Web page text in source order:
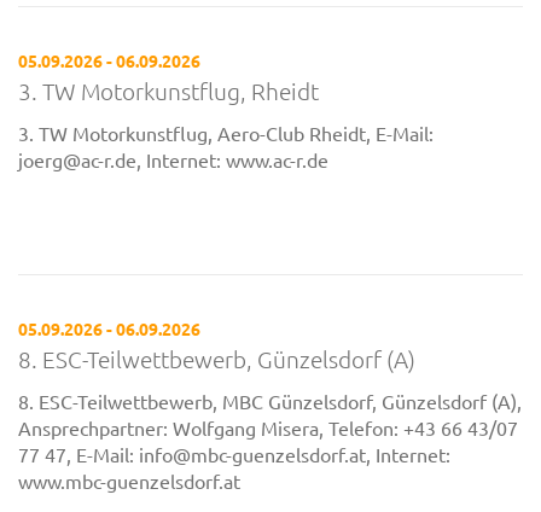
05.09.2026 - 06.09.2026
3. TW Motorkunstflug, Rheidt
3. TW Motorkunstflug, Aero-Club Rheidt, E-Mail:
joerg@ac-r.de, Internet: www.ac-r.de
05.09.2026 - 06.09.2026
8. ESC-Teilwettbewerb, Günzelsdorf (A)
8. ESC-Teilwettbewerb, MBC Günzelsdorf, Günzelsdorf (A),
Ansprechpartner: Wolfgang Misera, Telefon: +43 66 43/07
77 47, E-Mail: info@mbc-guenzelsdorf.at, Internet:
www.mbc-guenzelsdorf.at